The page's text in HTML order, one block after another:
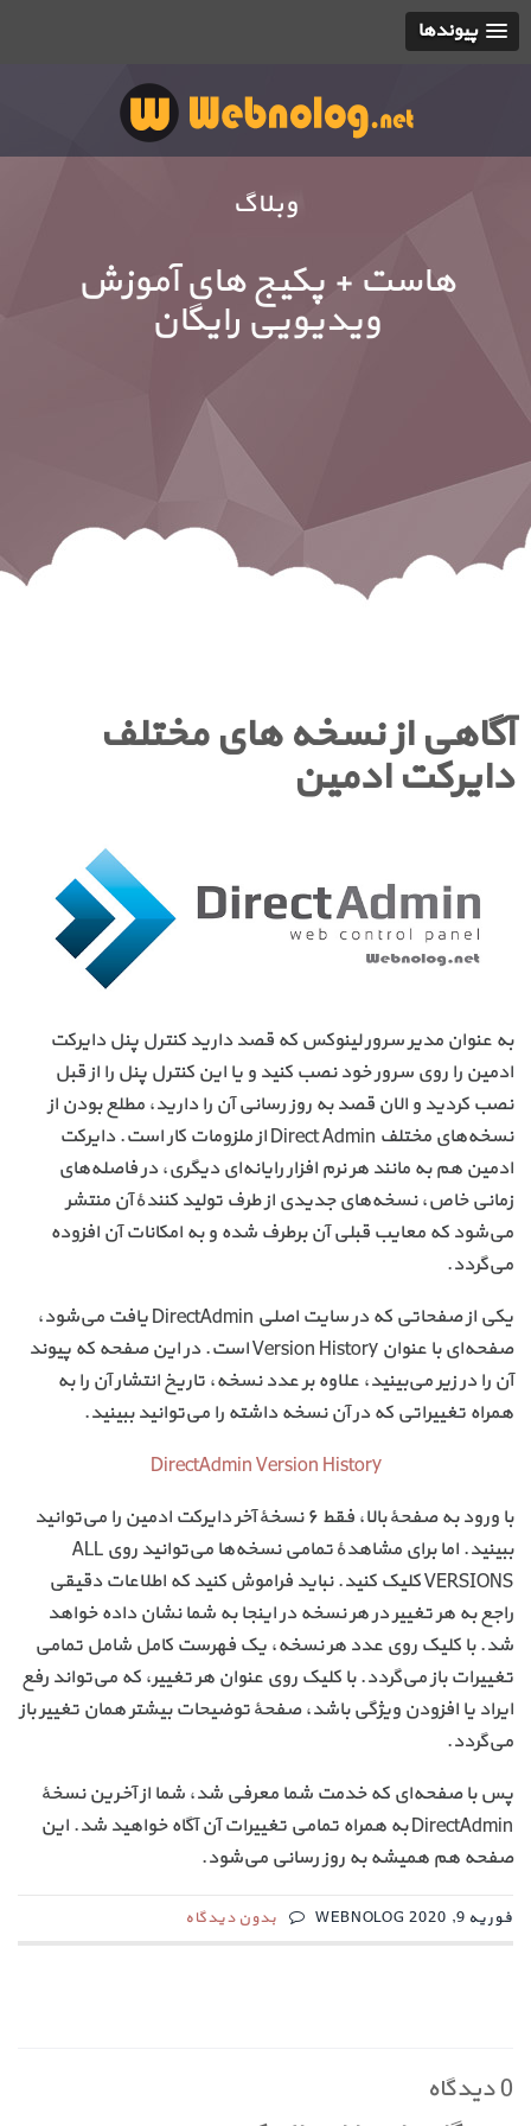
پیوندها
وبلاگ
هاست + پکیج های آموزش
ویدیویی رایگان
آگاهی از نسخه های مختلف
دایرکت ادمین
به عنوان مدیر سرور لینوکس که قصد دارید کنترل پنل دایرکت
ادمین را روی سرور خود نصب کنید و یا این کنترل پنل را از قبل
نصب کردید و الان قصد به روز رسانی آن را دارید، مطلع بودن از
نسخه‌های مختلف Direct Admin از ملزومات کار است. دایرکت
ادمین هم به مانند هر نرم افزار رایانه‌ای دیگری، در فاصله‌های
زمانی خاص، نسخه‌های جدیدی از طرف تولید کنندهٔ آن منتشر
می‌شود که معایب قبلی آن برطرف شده و به امکانات آن افزوده
می‌گردد.
یکی از صفحاتی که در سایت اصلی DirectAdmin یافت می‌شود،
صفحه‌ای با عنوان Version History است. در این صفحه که پیوند
آن را در زیر می‌بینید، علاوه بر عدد نسخه، تاریخ انتشار آن را به
همراه تغییراتی که در آن نسخه داشته را می‌توانید ببینید.
DirectAdmin Version History
با ورود به صفحهٔ بالا، فقط ۶ نسخهٔ آخر دایرکت ادمین را می‌توانید
ببینید. اما برای مشاهدهٔ تمامی نسخه‌ها می‌توانید روی ALL
VERSIONS کلیک کنید. نباید فراموش کنید که اطلاعات دقیقی
راجع به هر تغییر در هر نسخه در اینجا به شما نشان داده خواهد
شد. با کلیک روی عدد هر نسخه، یک فهرست کامل شامل تمامی
تغییرات باز می‌گردد. با کلیک روی عنوان هر تغییر، که می‌تواند رفع
ایراد یا افزودن ویژگی باشد، صفحهٔ توضیحات بیشتر همان تغییر باز
می‌گردد.
پس با صفحه‌ای که خدمت شما معرفی شد، شما از آخرین نسخهٔ
DirectAdmin به همراه تمامی تغییرات آن آگاه خواهید شد. این
صفحه هم همیشه به روز رسانی می‌شود.
فوریه 9, 2020 WEBNOLOG بدون دیدگاه
0 دیدگاه